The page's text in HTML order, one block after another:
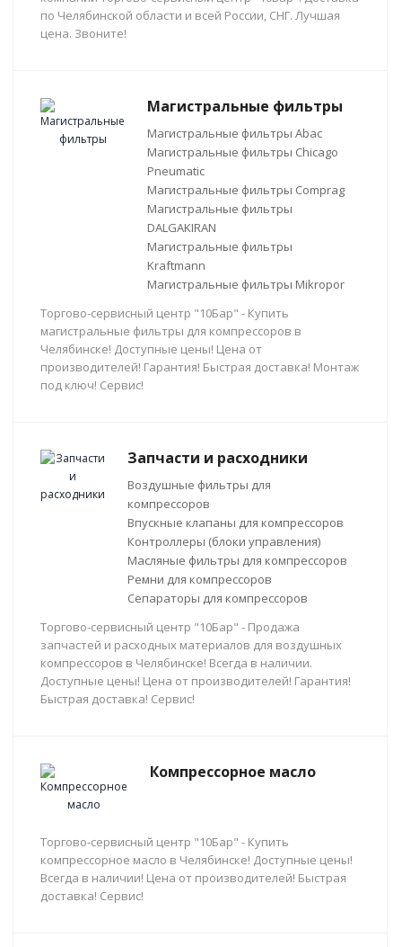
по Челябинской области и всей России, СНГ. Лучшая
цена. Звоните!
Магистральные фильтры
Магистральные фильтры Abac
Магистральные фильтры Chicago
Pneumatic
Магистральные фильтры Comprag
Магистральные фильтры
DALGAKIRAN
Магистральные фильтры
Kraftmann
Магистральные фильтры Mikropor
Торгово-сервисный центр "10Бар" - Купить
магистральные фильтры для компрессоров в
Челябинске! Доступные цены! Цена от
производителей! Гарантия! Быстрая доставка! Монтаж
под ключ! Сервис!
Запчасти и расходники
Воздушные фильтры для
компрессоров
Впускные клапаны для компрессоров
Контроллеры (блоки управления)
Масляные фильтры для компрессоров
Ремни для компрессоров
Сепараторы для компрессоров
Торгово-сервисный центр "10Бар" - Продажа
запчастей и расходных материалов для воздушных
компрессоров в Челябинске! Всегда в наличии.
Доступные цены! Цена от производителей! Гарантия!
Быстрая доставка! Сервис!
Компрессорное масло
Торгово-сервисный центр "10Бар" - Купить
компрессорное масло в Челябинске! Доступные цены!
Всегда в наличии! Цена от производителей! Быстрая
доставка! Сервис!